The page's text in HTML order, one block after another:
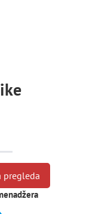
pregleda